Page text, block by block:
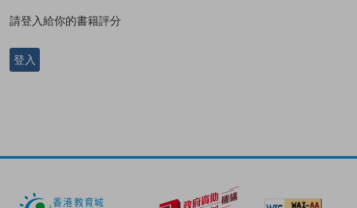
請登入給你的書籍評分
登入